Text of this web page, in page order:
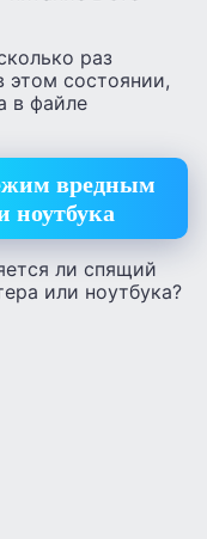
раз
этом состоянии,
в файле
вредным
ноутбука
ли спящий
или ноутбука?